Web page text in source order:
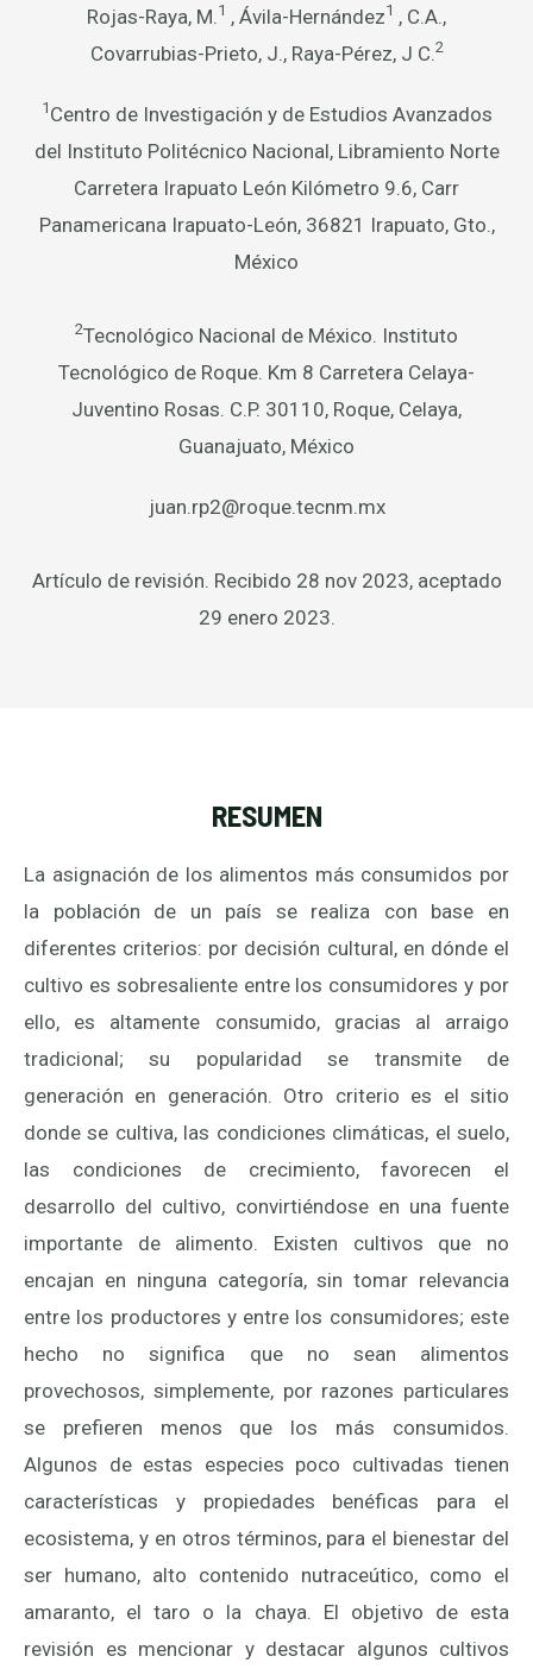
Rojas-Raya, M. 1 , Ávila-Hernández1 , C.A.,
Covarrubias-Prieto, J., Raya-Pérez, J C.2
1 Centro de Investigación y de Estudios Avanzados
del Instituto Politécnico Nacional, Libramiento Norte
Carretera Irapuato León Kilómetro 9.6, Carr
Panamericana Irapuato-León, 36821 Irapuato, Gto.,
México
2Tecnológico Nacional de México. Instituto
Tecnológico de Roque. Km 8 Carretera Celaya-
Juventino Rosas. C.P. 30110, Roque, Celaya,
Guanajuato, México
juan.rp2@roque.tecnm.mx
Artículo de revisión. Recibido 28 nov 2023, aceptado
29 enero 2023.
RESUMEN
La asignación de los alimentos más consumidos por
la población de un país se realiza con base en
diferentes criterios: por decisión cultural, en dónde el
cultivo es sobresaliente entre los consumidores y por
ello, es altamente consumido, gracias al arraigo
tradicional; su popularidad se transmite de
generación en generación. Otro criterio es el sitio
donde se cultiva, las condiciones climáticas, el suelo,
las condiciones de crecimiento, favorecen el
desarrollo del cultivo, convirtiéndose en una fuente
importante de alimento. Existen cultivos que no
encajan en ninguna categoría, sin tomar relevancia
entre los productores y entre los consumidores; este
hecho no significa que no sean alimentos
provechosos, simplemente, por razones particulares
se prefieren menos que los más consumidos.
Algunos de estas especies poco cultivadas tienen
características y propiedades benéficas para el
ecosistema, y en otros términos, para el bienestar del
ser humano, alto contenido nutraceútico, como el
amaranto, el taro o la chaya. El objetivo de esta
revisión es mencionar y destacar algunos cultivos